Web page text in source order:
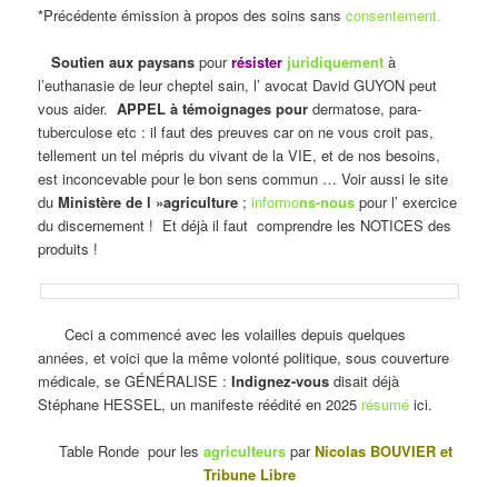
*Précédente émission à propos des soins sansconsentement.
Soutien aux paysans pourrésister juridiquement à
l’euthanasie de leur cheptel sain, l’ avocat David GUYON peut
vous aider.APPEL à témoignages pour dermatose, para-
tuberculose etc : il faut des preuves car on ne vous croit pas,
tellement un tel mépris du vivant de la VIE, et de nos besoins,
est inconcevable pour le bon sens commun … Voir aussi le site
duMinistère de l »agriculture ;informons-nous pour l’ exercice
du discernement ! Et déjà il faut comprendre les NOTICES des
produits !
Ceci a commencé avec les volailles depuis quelques
années, et voici que la même volonté politique, sous couverture
médicale, se GÉNÉRALISE : Indignez-vous disait déjà
Stéphane HESSEL, un manifeste réédité en 2025 résumé ici.
Table Ronde pour les agriculteurs parNicolas BOUVIER et
Tribune Libre